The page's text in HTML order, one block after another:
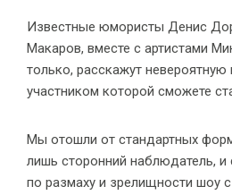
Известные юмористы Денис
Макаров, вместе с артистами
только, расскажут
участником которой сможете
Мы отошли от стандартных
лишь сторонний наблюдатель, и
по размаху и зрелищности шоу